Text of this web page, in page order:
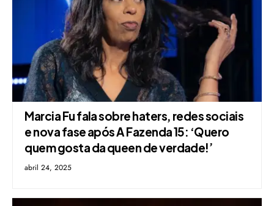
Marcia Fu fala sobre haters, redes sociais
e nova fase após A Fazenda 15: ‘Quero
quem gosta da queen de verdade!’
abril 24, 2025